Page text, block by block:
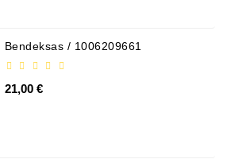
Bendeksas / 1006209661
21,00 €